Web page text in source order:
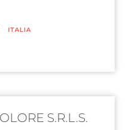
ITALIA
S.R.L.S.